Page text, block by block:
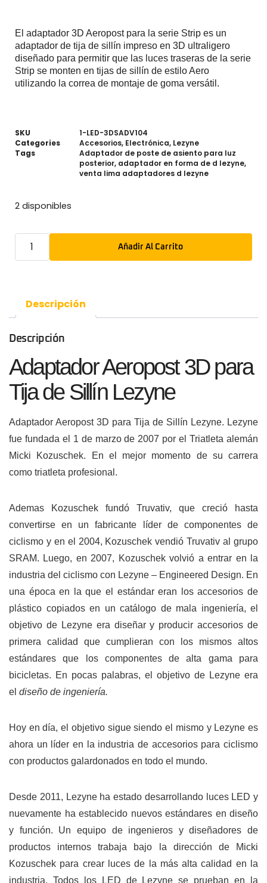
El adaptador 3D Aeropost para la serie Strip es un
adaptador de tija de sillín impreso en 3D ultraligero
diseñado para permitir que las luces traseras de la serie
Strip se monten en tijas de sillín de estilo Aero
utilizando la correa de montaje de goma versátil.
SKU
1-LED-3DSADV104
Categories
Accesorios, Electrónica, Lezyne
Tags
Adaptador de poste de asiento para luz
posterior, adaptador en forma de d lezyne,
venta lima adaptadores d lezyne
2 disponibles
Añadir Al Carrito
Descripción
Descripción
Adaptador Aeropost 3D para
Tija de Sillín Lezyne
Adaptador Aeropost 3D para Tija de Sillín Lezyne. Lezyne
fue fundada el 1 de marzo de 2007 por el Triatleta alemán
Micki Kozuschek. En el mejor momento de su carrera
como triatleta profesional.
Ademas Kozuschek fundó Truvativ, que creció hasta
convertirse en un fabricante líder de componentes de
ciclismo y en el 2004, Kozuschek vendió Truvativ al grupo
SRAM. Luego, en 2007, Kozuschek volvió a entrar en la
industria del ciclismo con Lezyne – Engineered Design. En
una época en la que el estándar eran los accesorios de
plástico copiados en un catálogo de mala ingeniería, el
objetivo de Lezyne era diseñar y producir accesorios de
primera calidad que cumplieran con los mismos altos
estándares que los componentes de alta gama para
bicicletas. En pocas palabras, el objetivo de Lezyne era
el diseño de ingeniería.
Hoy en día, el objetivo sigue siendo el mismo y Lezyne es
ahora un líder en la industria de accesorios para ciclismo
con productos galardonados en todo el mundo.
Desde 2011, Lezyne ha estado desarrollando luces LED y
nuevamente ha establecido nuevos estándares en diseño
y función. Un equipo de ingenieros y diseñadores de
productos internos trabaja bajo la dirección de Micki
Kozuschek para crear luces de la más alta calidad en la
industria. Todos los LED de Lezyne se prueban en la